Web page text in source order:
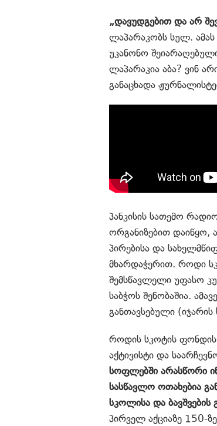
„დავუდგებით და არ
ლაპარაკობს სულ. ამას
უკანონო
ლაპარაკია აბა? ვინ
განაცხადა
პანკისის სათემო
ორგანიზებით დაიწყო,
პირებისა და
მხარდაჭერით. როდი
შემსწავლელი უფასო
საბჭოს შენობაშია.
განთავსებული
როდის სკოტის
აქტივისტი და
სოფლებში არასწორი
სასწავლო ოთახებია
სკოლისა და ბავშვების
პირველ აქციაზე 150-